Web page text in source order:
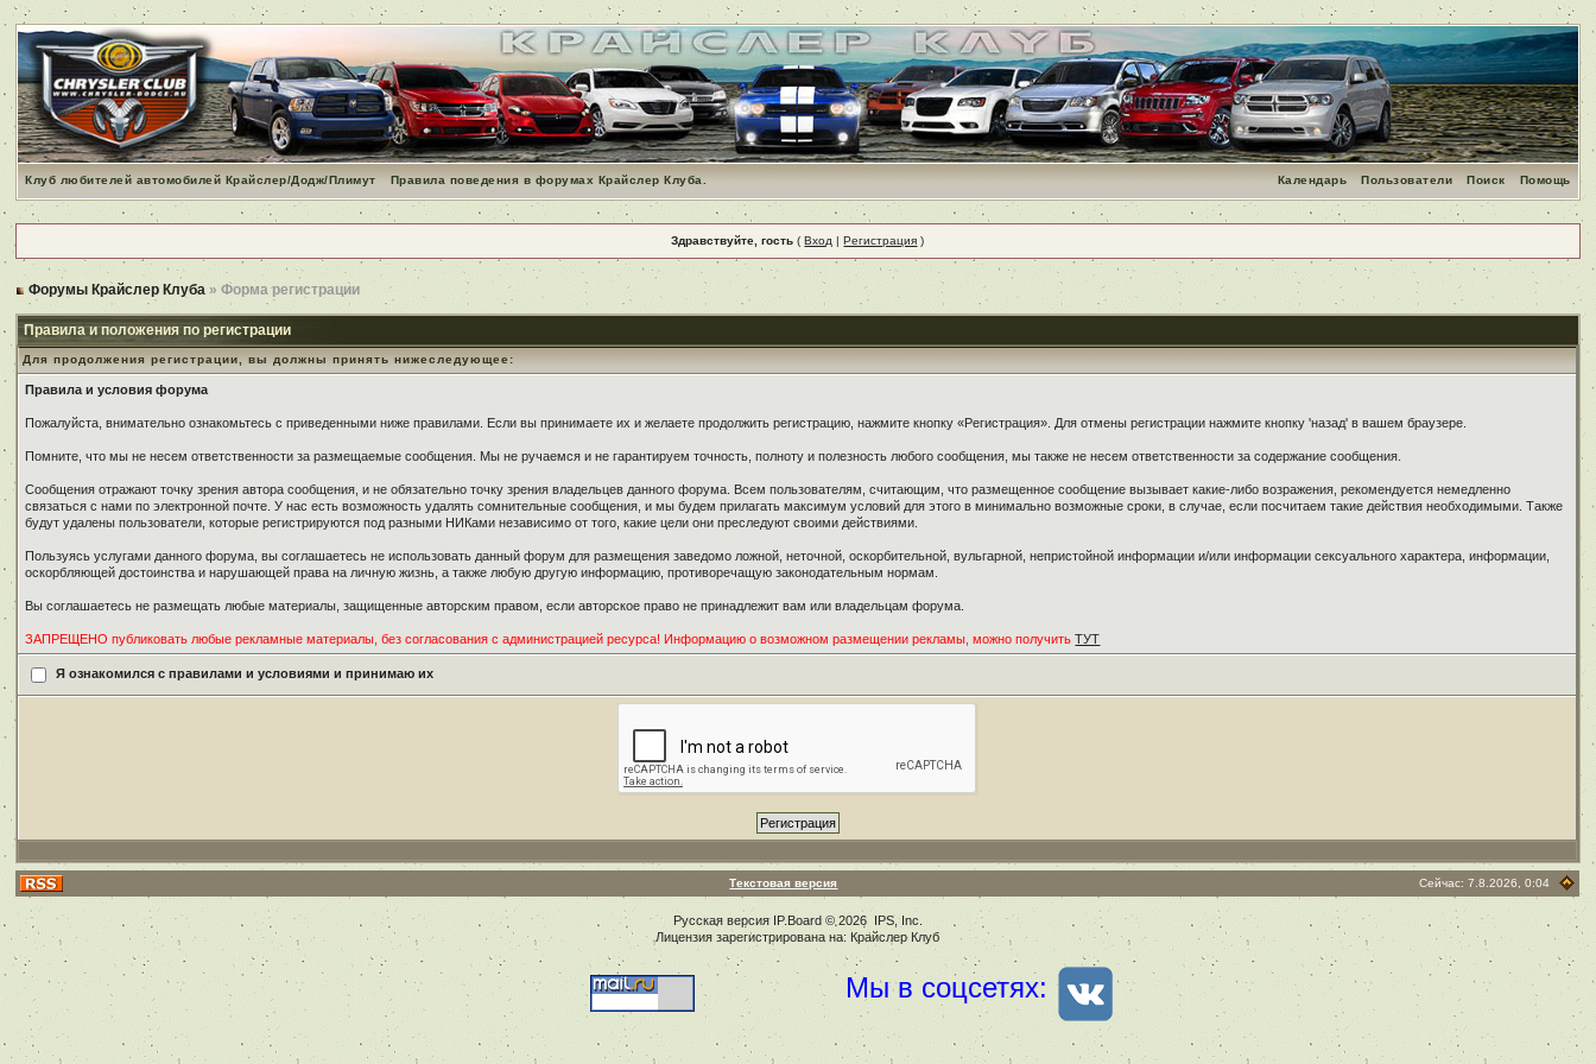
Клуб любителей автомобилей Крайслер/Додж/Плимут Правила поведения в форумах Крайслер Клуба. Помощь
Поиск
Пользователи
Календарь
Здравствуйте, гость (Вход |Регистрация )
Форумы Крайслер Клуба » Форма регистрации
Правила и положения по регистрации
Для продолжения регистрации, вы должны принять нижеследующее:
Правила и условия форума
Пожалуйста, внимательно ознакомьтесь с приведенными ниже правилами. Если вы принимаете их и желаете продолжить регистрацию, нажмите кнопку «Регистрация». Для отмены регистрации нажмите кнопку 'назад' в вашем браузере.
Помните, что мы не несем ответственности за размещаемые сообщения. Мы не ручаемся и не гарантируем точность, полноту и полезность любого сообщения, мы также не несем ответственности за содержание сообщения.
Сообщения отражают точку зрения автора сообщения, и не обязательно точку зрения владельцев данного форума. Всем пользователям, считающим, что размещенное сообщение вызывает какие-либо возражения, рекомендуется немедленно
связаться с нами по электронной почте. У нас есть возможность удалять сомнительные сообщения, и мы будем прилагать максимум условий для этого в минимально возможные сроки, в случае, если посчитаем такие действия необходимыми. Также
будут удалены пользователи, которые регистрируются под разными НИКами независимо от того, какие цели они преследуют своими действиями.
Пользуясь услугами данного форума, вы соглашаетесь не использовать данный форум для размещения заведомо ложной, неточной, оскорбительной, вульгарной, непристойной информации и/или информации сексуального характера, информации,
оскорбляющей достоинства и нарушающей права на личную жизнь, а также любую другую информацию, противоречащую законодательным нормам.
Вы соглашаетесь не размещать любые материалы, защищенные авторским правом, если авторское право не принадлежит вам или владельцам форума.
ЗАПРЕЩЕНО публиковать любые рекламные материалы, без согласования с администрацией ресурса! Информацию о возможном размещении рекламы, можно получитьТУТ
Я ознакомился с правилами и условиями и принимаю их
Текстовая версия Сейчас: 7.8.2026, 0:04
Русская версия IP.Board© 2026 IPS, Inc
Лицензия зарегистрирована на: Крайслер Клуб
Мы в соцсетях: